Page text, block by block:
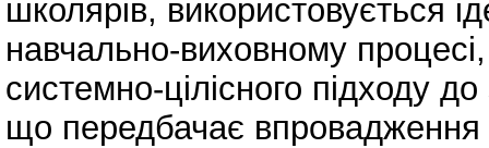
школярів, використовується
навчально-виховному процесі,
системно-цілісного підходу
що передбачає впровадження